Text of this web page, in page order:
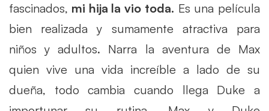
fascinados, mi hija la vio toda. Es una película
bien realizada y sumamente atractiva para
niños y adultos. Narra la aventura de Max
quien vive una vida increíble a lado de su
dueña, todo cambia cuando llega Duke a